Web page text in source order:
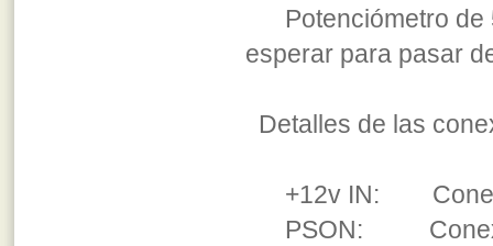
Potenciómetro de
esperar para pasar
Detalles de las
+12v IN:
PSON: Conexión